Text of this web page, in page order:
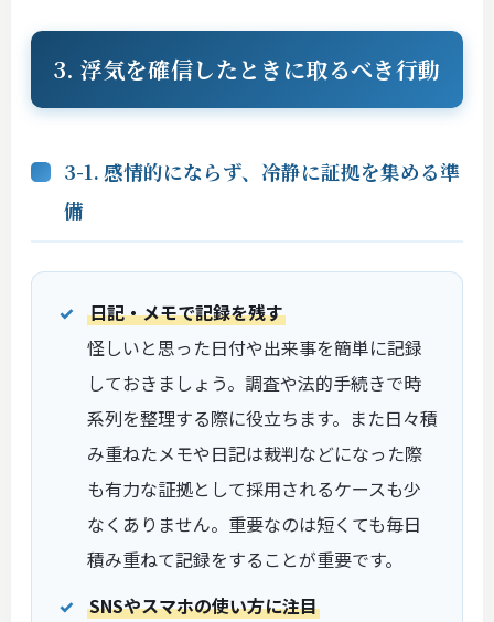
3. 浮気を確信したときに取るべき行動
3-1. 感情的にならず、冷静に証拠を集める準
備
日記・メモで記録を残す
怪しいと思った日付や出来事を簡単に記録
しておきましょう。調査や法的手続きで時
系列を整理する際に役立ちます。また日々積
み重ねたメモや日記は裁判などになった際
も有力な証拠として採用されるケースも少
なくありません。重要なのは短くても毎日
積み重ねて記録をすることが重要です。
SNSやスマホの使い方に注目